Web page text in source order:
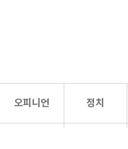
오피니언 정치